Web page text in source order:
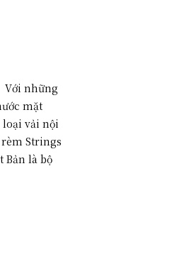
Với những
mặt
loại vải nội
Strings
Bản là bộ